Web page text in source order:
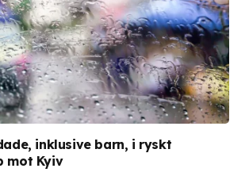
inklusive barn, i ryskt
mot Kyiv